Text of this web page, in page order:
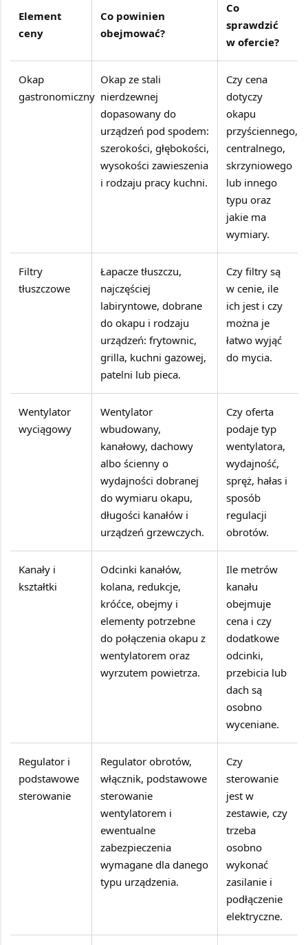
Element
ceny
Co powinien
obejmować?
Co
sprawdzić
w ofercie?
Okap
gastronomiczny
Okap ze stali
nierdzewnej
dopasowany do
urządzeń pod spodem:
szerokości, głębokości,
wysokości zawieszenia
i rodzaju pracy kuchni.
Czy cena
dotyczy
okapu
przyściennego,
centralnego,
skrzyniowego
lub innego
typu oraz
jakie ma
wymiary.
Filtry
tłuszczowe
Łapacze tłuszczu,
najczęściej
labiryntowe, dobrane
do okapu i rodzaju
urządzeń: frytownic,
grilla, kuchni gazowej,
patelni lub pieca.
Czy filtry są
w cenie, ile
ich jest i czy
można je
łatwo wyjąć
do mycia.
Wentylator
wyciągowy
Wentylator
wbudowany,
kanałowy, dachowy
albo ścienny o
wydajności dobranej
do wymiaru okapu,
długości kanałów i
urządzeń grzewczych.
Czy oferta
podaje typ
wentylatora,
wydajność,
spręż, hałas i
sposób
regulacji
obrotów.
Kanały i
kształtki
Odcinki kanałów,
kolana, redukcje,
króćce, obejmy i
elementy potrzebne
do połączenia okapu z
wentylatorem oraz
wyrzutem powietrza.
Ile metrów
kanału
obejmuje
cena i czy
dodatkowe
odcinki,
przebicia lub
dach są
osobno
wyceniane.
Regulator i
podstawowe
sterowanie
Regulator obrotów,
włącznik, podstawowe
sterowanie
wentylatorem i
ewentualne
zabezpieczenia
wymagane dla danego
typu urządzenia.
Czy
sterowanie
jest w
zestawie, czy
trzeba
osobno
wykonać
zasilanie i
podłączenie
elektryczne.